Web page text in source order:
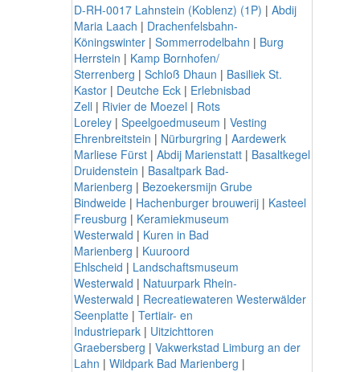
D-RH-0017 Lahnstein (Koblenz) (1P) | Abdij
Maria Laach | Drachenfelsbahn-
Köningswinter | Sommerrodelbahn | Burg
Herrstein | Kamp Bornhofen/
Sterrenberg | Schloß Dhaun | Basiliek St.
Kastor | Deutche Eck | Erlebnisbad
Zell | Rivier de Moezel | Rots
Loreley | Speelgoedmuseum | Vesting
Ehrenbreitstein | Nürburgring | Aardewerk
Marliese Fürst | Abdij Marienstatt | Basaltkegel
Druidenstein | Basaltpark Bad-
Marienberg | Bezoekersmijn Grube
Bindweide | Hachenburger brouwerij | Kasteel
Freusburg | Keramiekmuseum
Westerwald | Kuren in Bad
Marienberg | Kuuroord
Ehlscheid | Landschaftsmuseum
Westerwald | Natuurpark Rhein-
Westerwald | Recreatiewateren Westerwälder
Seenplatte | Tertiair- en
Industriepark | Uitzichttoren
Graebersberg | Vakwerkstad Limburg an der
Lahn | Wildpark Bad Marienberg |